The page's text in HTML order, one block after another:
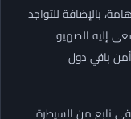
بالإضافة للتواجد
إليه الصهيو
أمن باقي دول
نابع من السيطرة